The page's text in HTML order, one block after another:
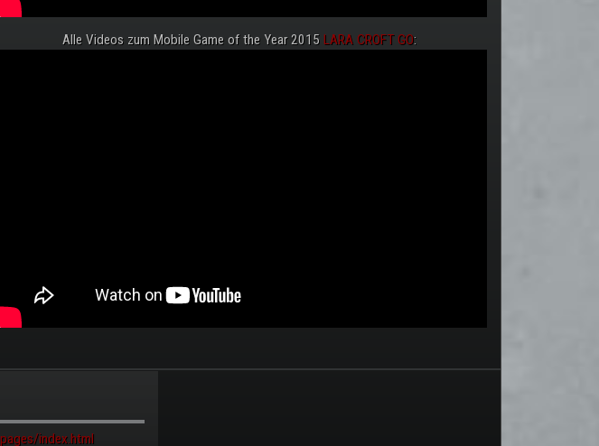
Alle Videos zum Mobile Game of the Year 2015 LARA CROFT GO: